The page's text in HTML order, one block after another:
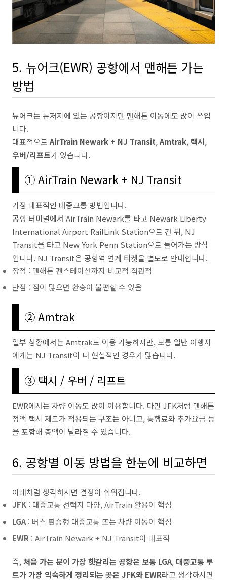
5. 뉴어크(EWR) 공항에서 맨해튼 가는
방법
뉴어크는 뉴저지에 있는 공항이지만 맨해튼 이동에도 많이 쓰입
니다.
대표적으로 AirTrain Newark + NJ Transit,Amtrak, 택시,
우버/리프트가 있습니다.
① AirTrain Newark + NJ Transit
가장 대표적인 대중교통 방법입니다.
공항 터미널에서 AirTrain Newark를 타고 Newark Liberty
International Airport RailLink Station으로 간 뒤, NJ
Transit을 타고 New York Penn Station으로 들어가는 방식
입니다. NJ Transit은 공항역 연계 티켓을 별도로 안내합니다.
장점 : 맨해튼 펜스테이션까지 비교적 직관적
단점 : 짐이 많으면 환승이 불편할 수 있음
② Amtrak
일부 상황에서는 Amtrak도 이용 가능하지만, 보통 일반 여행자
에게는 NJ Transit이 더 현실적인 경우가 많습니다.
③ 택시 / 우버 / 리프트
EWR에서는 차량 이동도 많이 이용합니다. 다만 JFK처럼 맨해튼
정액 택시 제도가 적용되는 구조는 아니고, 통행료와 추가요금 등
을 포함해 총액이 달라질 수 있습니다.
6. 공항별 이동 방법을 한눈에 비교하면
아래처럼 생각하시면 결정이 쉬워집니다.
JFK : 대중교통 선택지 다양, AirTrain 활용이 핵심
LGA : 버스 환승형 대중교통 또는 차량 이동이 핵심
EWR : AirTrain Newark + NJ Transit이 대표적
즉, 처음 가는 분이 가장 헷갈리는 공항은 보통 LGA, 대중교통 루
트가 가장 익숙하게 정리되는 곳은 JFK와 EWR라고 생각하시면